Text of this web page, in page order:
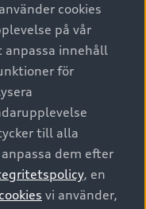
cookies
på vår
innehåll
för
till alla
dem efter
, en
vi använder,